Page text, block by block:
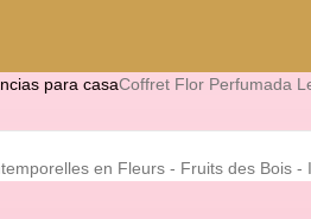
para casaCoffret Flor Perfumada